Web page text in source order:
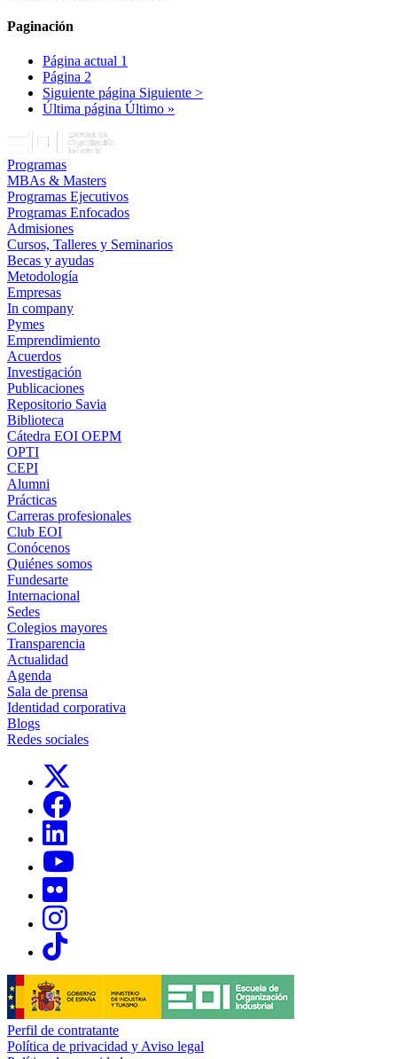
Paginación
Página actual 1
Página 2
Siguiente página Siguiente >
Última página Último »
Programas
MBAs & Masters
Programas Ejecutivos
Programas Enfocados
Admisiones
Cursos, Talleres y Seminarios
Becas y ayudas
Metodología
Empresas
In company
Pymes
Emprendimiento
Acuerdos
Investigación
Publicaciones
Repositorio Savia
Biblioteca
Cátedra EOI OEPM
OPTI
CEPI
Alumni
Prácticas
Carreras profesionales
Club EOI
Conócenos
Quiénes somos
Fundesarte
Internacional
Sedes
Colegios mayores
Transparencia
Actualidad
Agenda
Sala de prensa
Identidad corporativa
Blogs
Redes sociales
Links, Opens in this window
Links, Opens in this window
Links, Opens in this window
Links, Opens in this window
Links, Opens in this window
Perfil de contratante
Política de privacidad y Aviso legal